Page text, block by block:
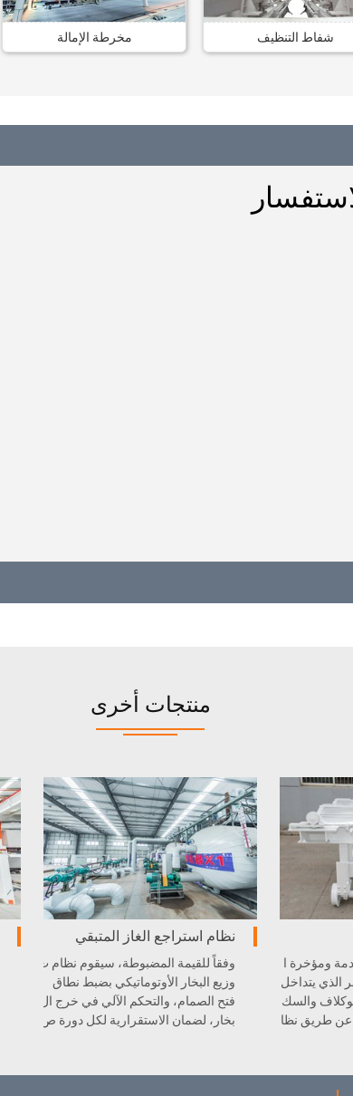
شفاط التنظيف مخرطة الإمالة
منتجات أخرى
ومؤخرة ا
الذي يتداخل
والسك
عن طريق نظا
نظام استراجع الغاز المتبقي
وفقاً للقيمة المضبوطة، سيقوم نظام ت
وزيع البخار الأوتوماتيكي بضبط نطاق
فتح الصمام، والتحكم الآلي في خرج ال
بخار، لضمان الاستقرارية لكل دورة ص